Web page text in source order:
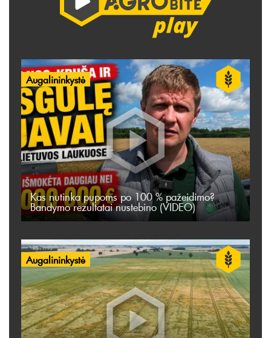
Augalininkystė
Kas nutinka pupoms po 100 % pažeidimo?
Bandymo rezultatai nustebino (VIDEO)
Augalininkystė